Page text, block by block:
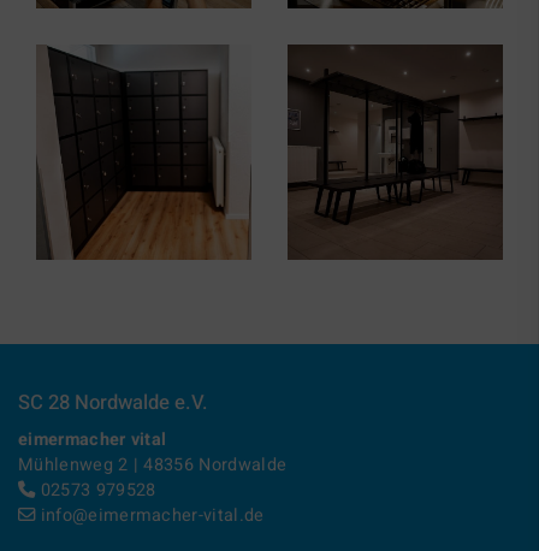
SC 28 Nordwalde e.V.
eimermacher vital
Mühlenweg 2 | 48356 Nordwalde
02573 979528
info@eimermacher-vital.de